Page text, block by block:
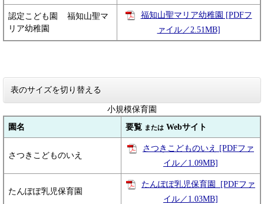
認定こども園 福知山聖マ
リア幼稚園
福知山聖マリア幼稚園 [PDFフ
ァイル／2.51MB]
表のサイズを切り替える
小規模保育園
園名
要覧 または Webサイト
さつきこどものいえ
さつきこどものいえ [PDFファ
イル／1.09MB]
たんぽぽ乳児保育園
たんぽぽ乳児保育園 [PDFファ
イル／1.03MB]